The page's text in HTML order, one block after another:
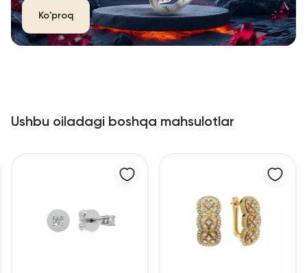
Ko'proq
Ushbu oiladagi boshqa mahsulotlar